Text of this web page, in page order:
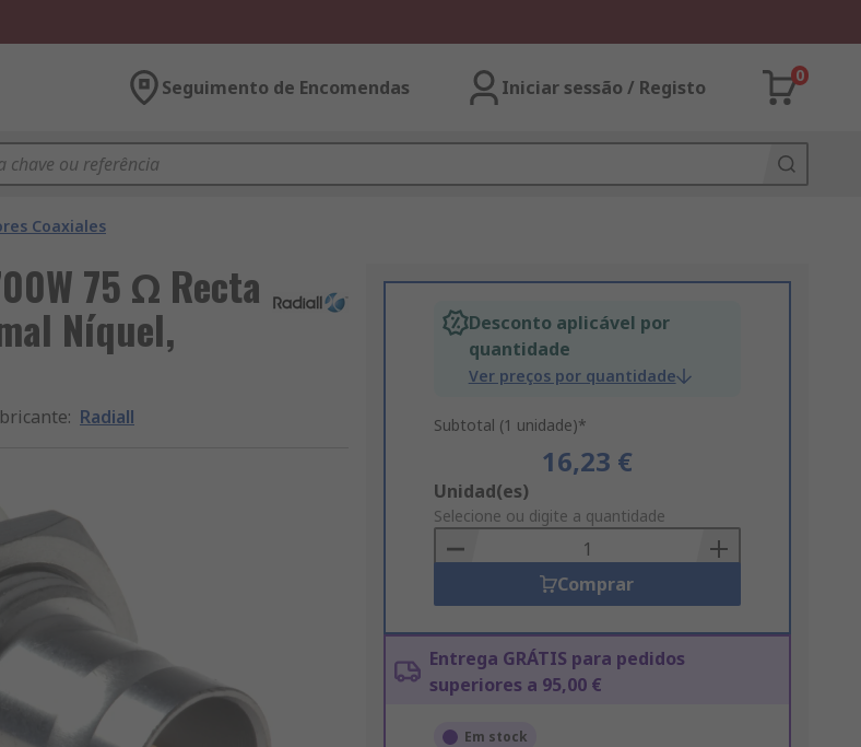
Seguimento de Encomendas Iniciar sessão / Registo
0
Coaxiales
75 Ω Recta
Níquel,
: Radiall
Desconto aplicável por
quantidade
Ver preços por quantidade
Subtotal (1 unidade)*
16,23 €
Add
to
Basket
Unidad(es)
Selecione ou digite a quantidade
Comprar
Entrega GRÁTIS para pedidos
superiores a 95,00 €
Em stock